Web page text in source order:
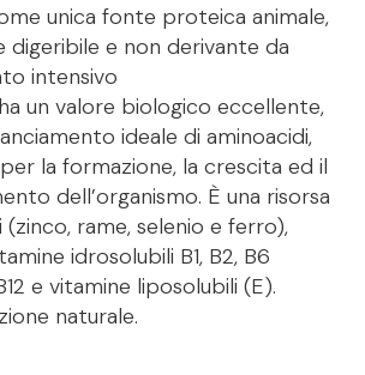
unica fonte proteica animale,
digeribile e non derivante da
intensivo
un valore biologico eccellente,
ideale di aminoacidi,
la formazione, la crescita ed il
dell’organismo. È una risorsa
(zinco, rame, selenio e ferro),
idrosolubili B1, B2, B6
e vitamine liposolubili (E).
naturale.